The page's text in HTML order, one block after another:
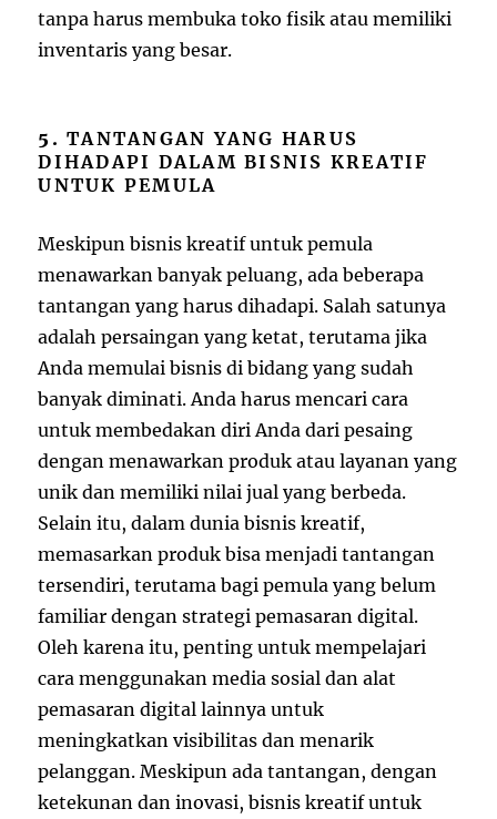
tanpa harus membuka toko fisik atau memiliki
inventaris yang besar.
5.TANTANGAN YANG HARUS
DIHADAPI DALAM BISNIS KREATIF
UNTUK PEMULA
Meskipun bisnis kreatif untuk pemula
menawarkan banyak peluang, ada beberapa
tantangan yang harus dihadapi. Salah satunya
adalah persaingan yang ketat, terutama jika
Anda memulai bisnis di bidang yang sudah
banyak diminati. Anda harus mencari cara
untuk membedakan diri Anda dari pesaing
dengan menawarkan produk atau layanan yang
unik dan memiliki nilai jual yang berbeda.
Selain itu, dalam dunia bisnis kreatif,
memasarkan produk bisa menjadi tantangan
tersendiri, terutama bagi pemula yang belum
familiar dengan strategi pemasaran digital.
Oleh karena itu, penting untuk mempelajari
cara menggunakan media sosial dan alat
pemasaran digital lainnya untuk
meningkatkan visibilitas dan menarik
pelanggan. Meskipun ada tantangan, dengan
ketekunan dan inovasi, bisnis kreatif untuk